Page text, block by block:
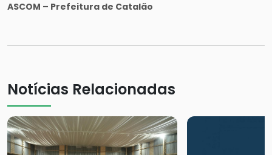
ASCOM – Prefeitura de Catalão
Notícias Relacionadas